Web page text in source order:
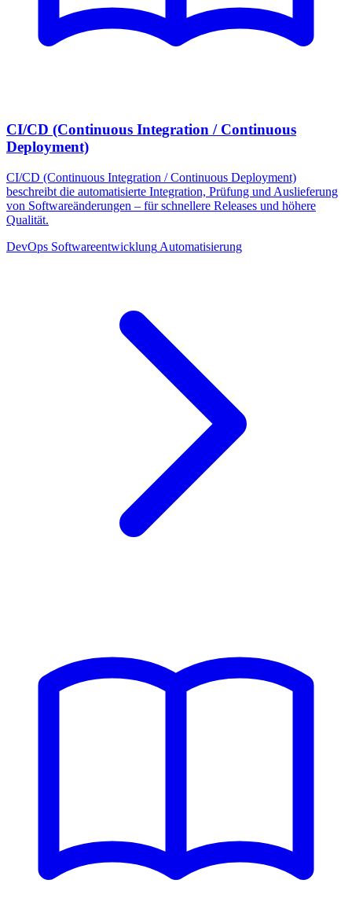
CI/CD (Continuous Integration / Continuous
Deployment)
CI/CD (Continuous Integration / Continuous Deployment)
beschreibt die automatisierte Integration, Prüfung und Auslieferung
von Softwareänderungen – für schnellere Releases und höhere
Qualität.
DevOps Softwareentwicklung Automatisierung